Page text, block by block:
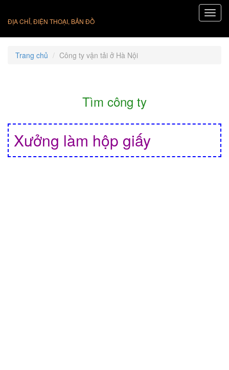
ĐỊA CHỈ, ĐIỆN THOẠI, BẢN ĐỒ
Trang chủ Công ty vận tải ở Hà Nội
Tìm công ty
Xưởng làm hộp giấy